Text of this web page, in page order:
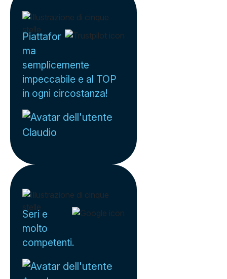
Piattafor
ma
semplicemente
impeccabile e al TOP
in ogni circostanza!
Claudio
Seri e
molto
competenti.